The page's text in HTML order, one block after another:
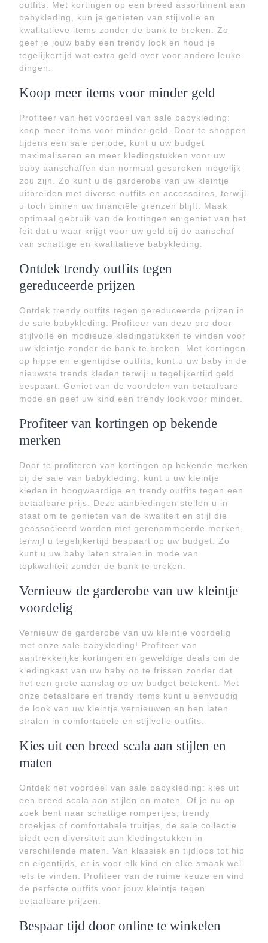
outfits. Met kortingen op een breed assortiment aan
babykleding, kun je genieten van stijlvolle en
kwalitatieve items zonder de bank te breken. Zo
geef je jouw baby een trendy look en houd je
tegelijkertijd wat extra geld over voor andere leuke
dingen.
Koop meer items voor minder geld
Profiteer van het voordeel van sale babykleding:
koop meer items voor minder geld. Door te shoppen
tijdens een sale periode, kunt u uw budget
maximaliseren en meer kledingstukken voor uw
baby aanschaffen dan normaal gesproken mogelijk
zou zijn. Zo kunt u de garderobe van uw kleintje
uitbreiden met diverse outfits en accessoires, terwijl
u toch binnen uw financiële grenzen blijft. Maak
optimaal gebruik van de kortingen en geniet van het
feit dat u waar krijgt voor uw geld bij de aanschaf
van schattige en kwalitatieve babykleding.
Ontdek trendy outfits tegen
gereduceerde prijzen
Ontdek trendy outfits tegen gereduceerde prijzen in
de sale babykleding. Profiteer van deze pro door
stijlvolle en modieuze kledingstukken te vinden voor
uw kleintje zonder de bank te breken. Met kortingen
op hippe en eigentijdse outfits, kunt u uw baby in de
nieuwste trends kleden terwijl u tegelijkertijd geld
bespaart. Geniet van de voordelen van betaalbare
mode en geef uw kind een trendy look voor minder.
Profiteer van kortingen op bekende
merken
Door te profiteren van kortingen op bekende merken
bij de sale van babykleding, kunt u uw kleintje
kleden in hoogwaardige en trendy outfits tegen een
betaalbare prijs. Deze aanbiedingen stellen u in
staat om te genieten van de kwaliteit en stijl die
geassocieerd worden met gerenommeerde merken,
terwijl u tegelijkertijd bespaart op uw budget. Zo
kunt u uw baby laten stralen in mode van
topkwaliteit zonder de bank te breken.
Vernieuw de garderobe van uw kleintje
voordelig
Vernieuw de garderobe van uw kleintje voordelig
met onze sale babykleding! Profiteer van
aantrekkelijke kortingen en geweldige deals om de
kledingkast van uw baby op te frissen zonder dat
het een grote aanslag op uw budget betekent. Met
onze betaalbare en trendy items kunt u eenvoudig
de look van uw kleintje vernieuwen en hen laten
stralen in comfortabele en stijlvolle outfits.
Kies uit een breed scala aan stijlen en
maten
Ontdek het voordeel van sale babykleding: kies uit
een breed scala aan stijlen en maten. Of je nu op
zoek bent naar schattige rompertjes, trendy
broekjes of comfortabele truitjes, de sale collectie
biedt een diversiteit aan kledingstukken in
verschillende maten. Van klassiek en tijdloos tot hip
en eigentijds, er is voor elk kind en elke smaak wel
iets te vinden. Profiteer van de ruime keuze en vind
de perfecte outfits voor jouw kleintje tegen
betaalbare prijzen.
Bespaar tijd door online te winkelen